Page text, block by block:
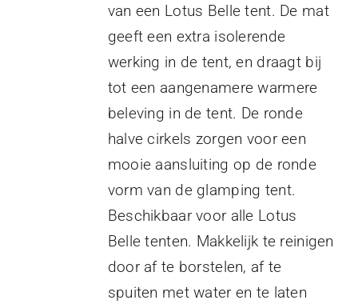
van een Lotus Belle tent. De mat
geeft een extra isolerende
werking in de tent, en draagt bij
tot een aangenamere warmere
beleving in de tent. De ronde
halve cirkels zorgen voor een
mooie aansluiting op de ronde
vorm van de glamping tent.
Beschikbaar voor alle Lotus
Belle tenten. Makkelijk te reinigen
door af te borstelen, af te
spuiten met water en te laten